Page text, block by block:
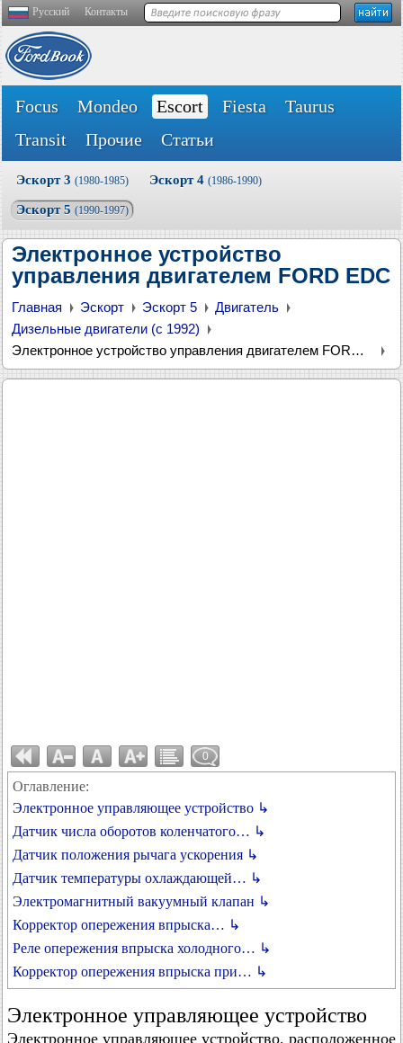
Русский Контакты
Focus Mondeo Escort Fiesta
Taurus
Transit
Прочие Статьи
Эскорт 3 (1980-1985) Эскорт 4 (1986-1990)
Эскорт 5 (1990-1997)
Электронное устройство
управления двигателем FORD EDC
Главная Эскорт Эскорт 5
Двигатель
Дизельные двигатели (с 1992)
Электронное устройство управления двигателем FORD EDC
0
Оглавление:
Электронное управляющее устройство ↳
Датчик числа оборотов коленчатого… ↳
Датчик положения рычага ускорения ↳
Датчик температуры охлаждающей… ↳
Электромагнитный вакуумный клапан ↳
Корректор опережения впрыска… ↳
Реле опережения впрыска холодного… ↳
Корректор опережения впрыска при… ↳
Электронное управляющее устройство
Электронное управляющее устройство, расположенное